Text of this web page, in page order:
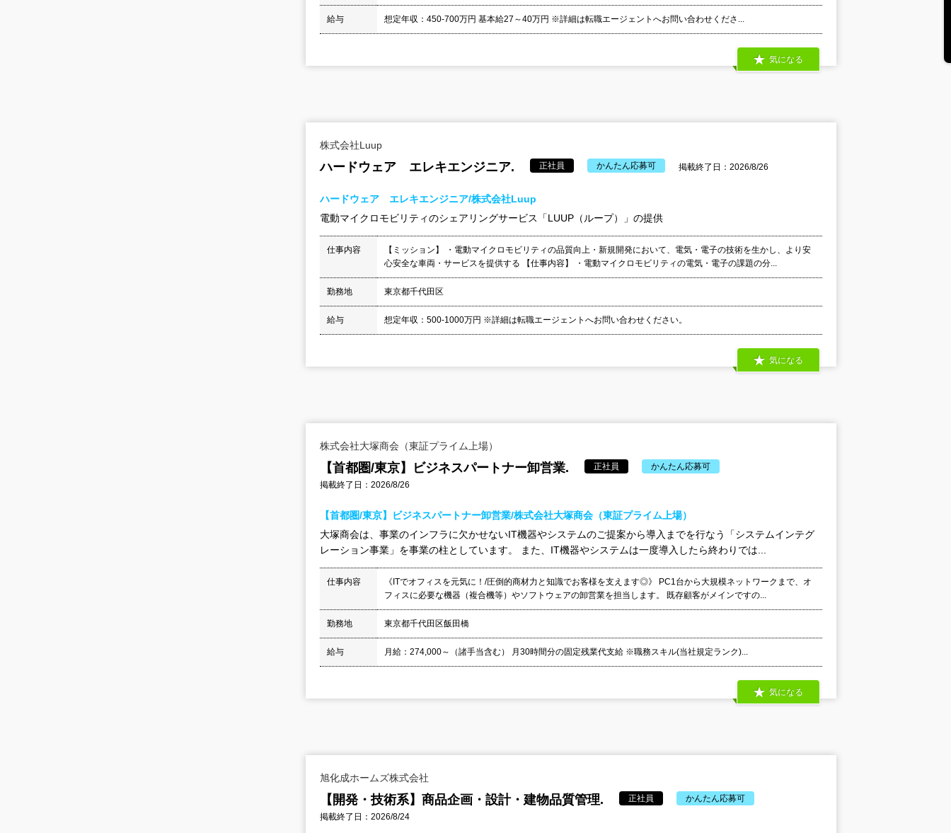
給与 想定年収：450-700万円 基本給27～40万円 ※詳細は転職エージェントへお問い合わせくださ...
気になる
株式会社Luup
ハードウェア エレキエンジニア. 正社員 かんたん応募可 掲載終了日：2026/8/26
ハードウェア エレキエンジニア/株式会社Luup
電動マイクロモビリティのシェアリングサービス「LUUP（ループ）」の提供
仕事内容
【ミッション】 ・電動マイクロモビリティの品質向上・新規開発において、電気・電子の技術を生かし、より安
心安全な車両・サービスを提供する 【仕事内容】 ・電動マイクロモビリティの電気・電子の課題の分...
勤務地 東京都千代田区
給与 想定年収：500-1000万円 ※詳細は転職エージェントへお問い合わせください。
気になる
株式会社大塚商会（東証プライム上場）
【首都圏/東京】ビジネスパートナー卸営業. 正社員
かんたん応募可
掲載終了日：2026/8/26
【首都圏/東京】ビジネスパートナー卸営業/株式会社大塚商会（東証プライム上場）
大塚商会は、事業のインフラに欠かせないIT機器やシステムのご提案から導入までを行なう「システムインテグ
レーション事業」を事業の柱としています。 また、IT機器やシステムは一度導入したら終わりでは...
仕事内容
《ITでオフィスを元気に！/圧倒的商材力と知識でお客様を支えます◎》 PC1台から大規模ネットワークまで、オ
フィスに必要な機器（複合機等）やソフトウェアの卸営業を担当します。 既存顧客がメインですの...
勤務地 東京都千代田区飯田橋
給与 月給：274,000～（諸手当含む） 月30時間分の固定残業代支給 ※職務スキル(当社規定ランク)...
気になる
旭化成ホームズ株式会社
【開発・技術系】商品企画・設計・建物品質管理. 正社員
かんたん応募可
掲載終了日：2026/8/24